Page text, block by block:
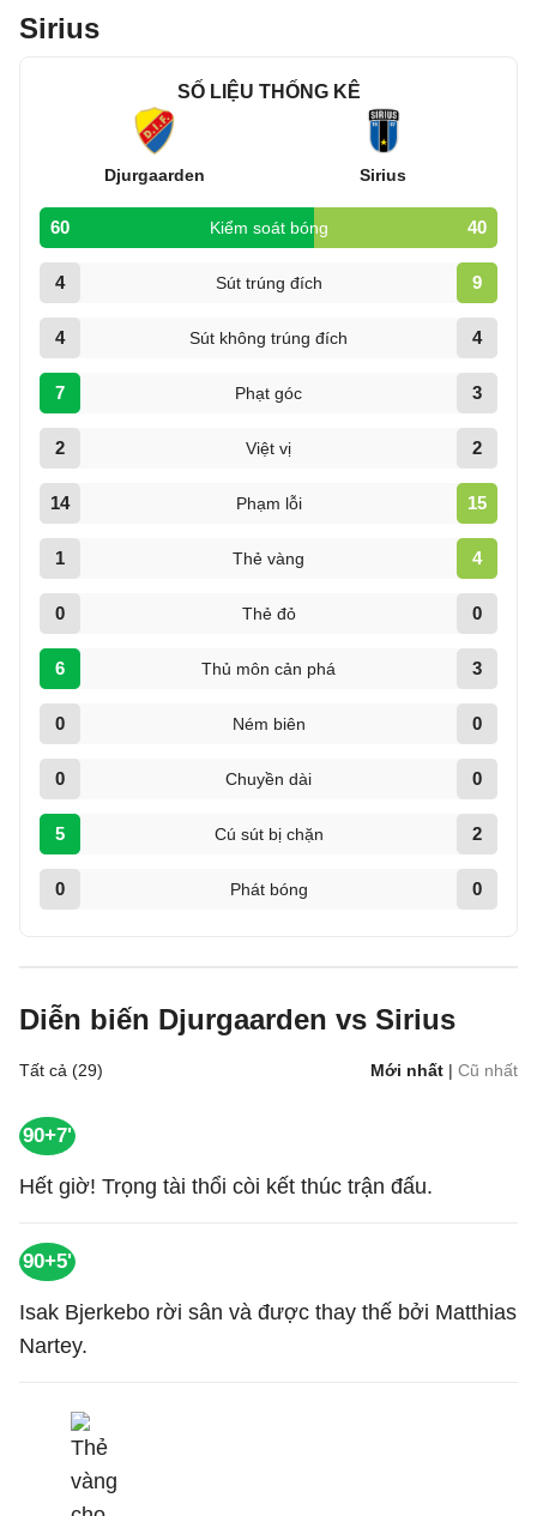
Sirius
SỐ LIỆU THỐNG KÊ
Djurgaarden Sirius
60 Kiểm soát bóng 40
4 Sút trúng đích 9
4 Sút không trúng đích 4
7 Phạt góc 3
2 Việt vị 2
14 Phạm lỗi 15
1 Thẻ vàng 4
0 Thẻ đỏ 0
6 Thủ môn cản phá 3
0 Ném biên 0
0 Chuyền dài 0
5 Cú sút bị chặn 2
0 Phát bóng 0
Diễn biến Djurgaarden vs Sirius
Tất cả (29) Mới nhất | Cũ nhất
90+7'
Hết giờ! Trọng tài thổi còi kết thúc trận đấu.
90+5'
Isak Bjerkebo rời sân và được thay thế bởi Matthias
Nartey.